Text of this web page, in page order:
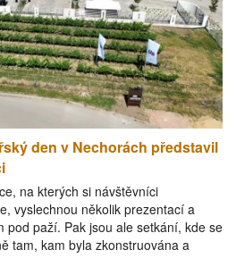
den v Nechorách představil
na kterých si návštěvníci
vyslechnou několik prezentací a
pod paží. Pak jsou ale setkání, kde se
tam, kam byla zkonstruována a